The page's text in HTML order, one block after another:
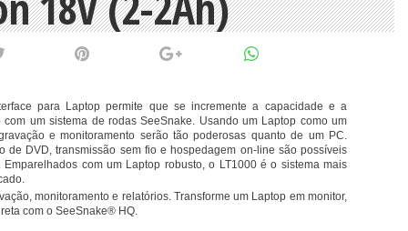
para Laptop permite que se incremente a capacidade e a
um sistema de rodas SeeSnake. Usando um Laptop como um
e monitoramento serão tão poderosas quanto de um PC.
de DVD, transmissão sem fio e hospedagem on-line são possíveis
com um Laptop robusto, o LT1000 é o sistema mais
monitoramento e relatórios. Transforme um Laptop em monitor,
com o SeeSnake® HQ.